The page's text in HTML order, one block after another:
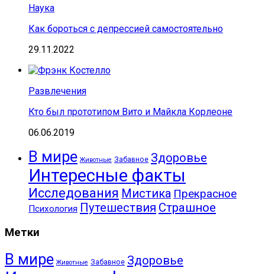
Наука
Как бороться с депрессией самостоятельно
29.11.2022
Развлечения
Кто был прототипом Вито и Майкла Корлеоне
06.06.2019
В мире Животные Забавное Здоровье
Интересные факты
Исследования Мистика Прекрасное
Психология Путешествия Страшное
Метки
В мире Животные Забавное Здоровье